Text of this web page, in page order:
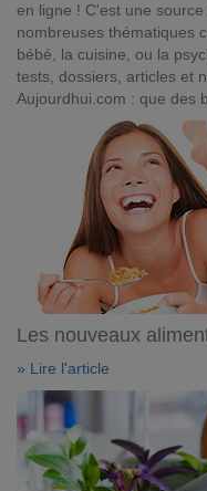
en ligne ! C'est une
nombreuses thématiques
bébé, la cuisine, ou la
tests, dossiers, articles et
Aujourdhui.com : que des
Les nouveaux
» Lire l'article